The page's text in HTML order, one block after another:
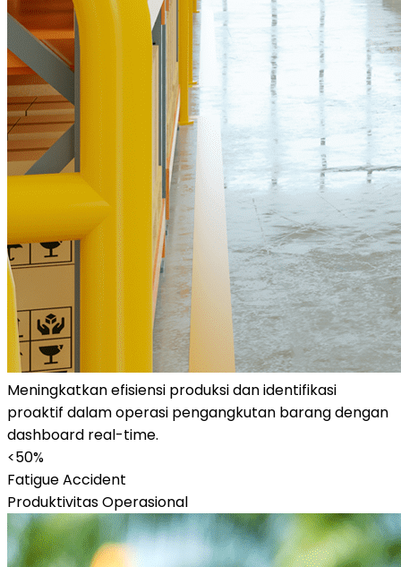
Meningkatkan efisiensi produksi dan identifikasi
proaktif dalam operasi pengangkutan barang dengan
dashboard real-time.
<50%
Fatigue Accident
Produktivitas Operasional